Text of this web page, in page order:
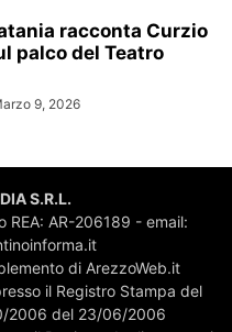
racconta Curzio
palco del Teatro
9, 2026
S.R.L.
REA: AR-206189 - email:
di ArezzoWeb.it
il Registro Stampa del
2006 del 23/06/2006